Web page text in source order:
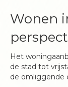
Wonen
Het
de stad tot
de omliggende